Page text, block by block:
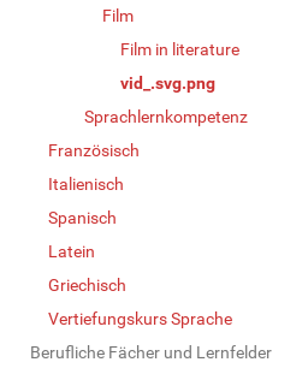
Film
Film in literature
vid_.svg.png
Sprachlernkompetenz
Französisch
Italienisch
Spanisch
Latein
Griechisch
Vertiefungskurs Sprache
Berufliche Fächer und Lernfelder